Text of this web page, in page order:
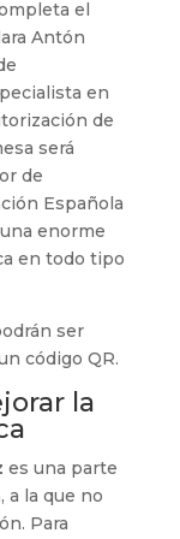
el
Antón
en
de
será
de
Española
enorme
en todo tipo
ser
código QR.
la
es una parte
a la que no
Para